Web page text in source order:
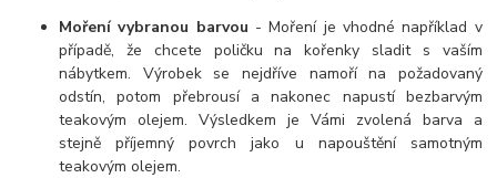
Moření vybranou barvou - Moření je vhodné například v
případě, že chcete poličku na kořenky sladit s vaším
nábytkem. Výrobek se nejdříve namoří na požadovaný
odstín, potom přebrousí a nakonec napustí bezbarvým
teakovým olejem. Výsledkem je Vámi zvolená barva a
stejně příjemný povrch jako u napouštění samotným
teakovým olejem.